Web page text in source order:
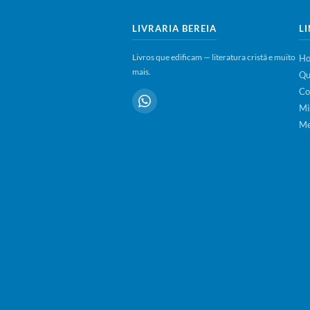
LIVRARIA BEREIA
Livros que edificam — literatura cristã e muito
mais.